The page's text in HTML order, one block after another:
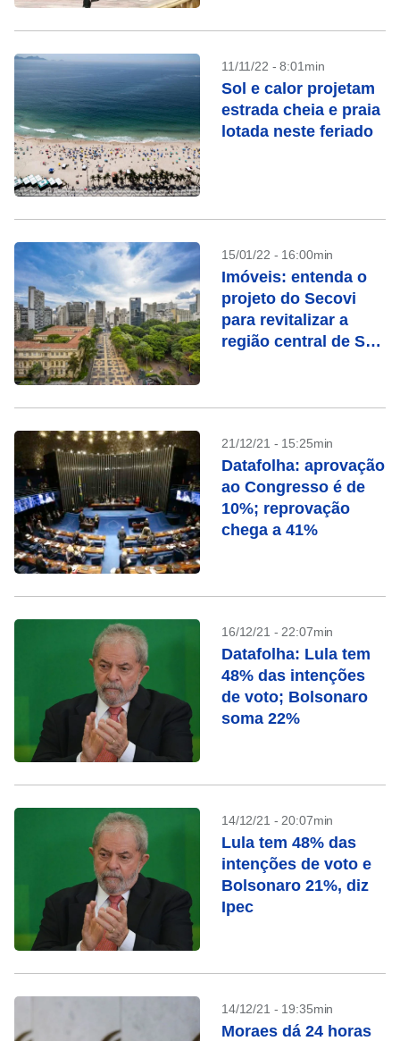
11/11/22 - 8:01min
Sol e calor projetam
estrada cheia e praia
lotada neste feriado
15/01/22 - 16:00min
Imóveis: entenda o
projeto do Secovi
para revitalizar a
região central de São
21/12/21 - 15:25min
Datafolha: aprovação
ao Congresso é de
10%; reprovação
chega a 41%
16/12/21 - 22:07min
Datafolha: Lula tem
48% das intenções
de voto; Bolsonaro
soma 22%
14/12/21 - 20:07min
Lula tem 48% das
intenções de voto e
Bolsonaro 21%, diz
Ipec
14/12/21 - 19:35min
Moraes dá 24 horas